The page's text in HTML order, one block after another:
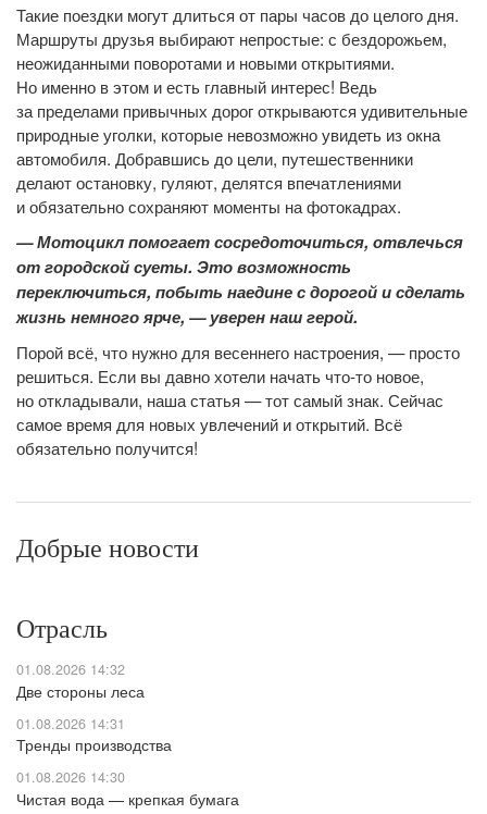
Такие поездки могут длиться от пары часов до целого дня.
Маршруты друзья выбирают непростые: с бездорожьем,
неожиданными поворотами и новыми открытиями.
Но именно в этом и есть главный интерес! Ведь
за пределами привычных дорог открываются удивительные
природные уголки, которые невозможно увидеть из окна
автомобиля. Добравшись до цели, путешественники
делают остановку, гуляют, делятся впечатлениями
и обязательно сохраняют моменты на фотокадрах.
— Мотоцикл помогает сосредоточиться, отвлечься
от городской суеты. Это возможность
переключиться, побыть наедине с дорогой и сделать
жизнь немного ярче, — уверен наш герой.
Порой всё, что нужно для весеннего настроения, — просто
решиться. Если вы давно хотели начать что-то новое,
но откладывали, наша статья — тот самый знак. Сейчас
самое время для новых увлечений и открытий. Всё
обязательно получится!
Добрые новости
Отрасль
01.08.2026 14:32
Две стороны леса
01.08.2026 14:31
Тренды производства
01.08.2026 14:30
Чистая вода — крепкая бумага